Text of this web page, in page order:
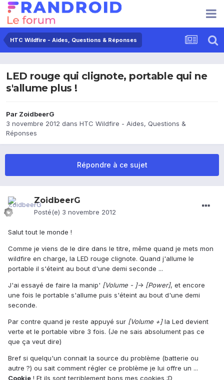
HTC Wildfire - Aides, Questions & Réponses
LED rouge qui clignote, portable qui ne
s'allume plus !
Par ZoidbeerG
3 novembre 2012 dans HTC Wildfire - Aides, Questions &
Réponses
Répondre à ce sujet
ZoidbeerG
Posté(e) 3 novembre 2012
Salut tout le monde !
Comme je viens de le dire dans le titre, même quand je mets mon
wildfire en charge, la LED rouge clignote. Quand j'allume le
portable il s'éteint au bout d'une demi seconde ...
J'ai essayé de faire la manip' [Volume - ]-> [Power], et encore
une fois le portable s'allume puis s'éteint au bout d'une demi
seconde.
Par contre quand je reste appuyé sur [Volume +]la Led devient
verte et le portable vibre 3 fois. (Je ne sais absolument pas ce
que ça veut dire)
Bref si quelqu'un connait la source du problème (batterie ou
autre ?) ou sait comment régler ce problème je lui offre un ...
Cookie ! Et ils sont terriblement bons mes cookies :D